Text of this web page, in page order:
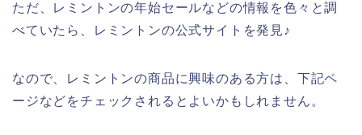
ただ、レミントンの年始セールなどの情報を色々と調
べていたら、レミントンの公式サイトを発見♪
なので、レミントンの商品に興味のある方は、下記ペ
ージなどをチェックされるとよいかもしれません。